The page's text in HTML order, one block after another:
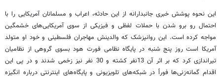
این نحوه پوشش خبری جانبدارانه از این حادثه، اعراب و مسلمانان آمریکایی را با
احتمال رو برو شدن با حملات لفظی و فیزیکی از سوی آمریکایی‌های خشمگین
مواجه کرده است. این روانپزشک که والدینش مهاجران فلسطینی و خود او متولد
آمریکا است روز پنج شنبه در پایگاه نظامی فورت هود بسوی گروهی از نظامیان
تیراندازی کرد که بر اثر آن 13نفر کشته و 30 نفر نیز زخمی شدند و در پی این
اقدام گمانه‌زنی‌ها فوراً در شبکه‌های تلویزیونی و پایگاه‌های اینترنتی درباره انگیزه